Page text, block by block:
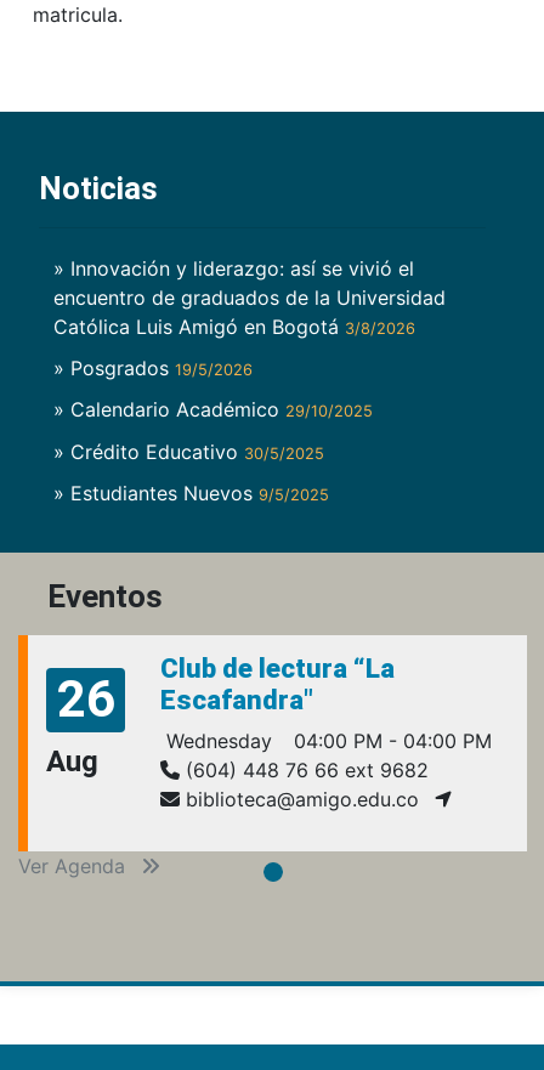
matricula.
Noticias
» Innovación y liderazgo: así se vivió el
encuentro de graduados de la Universidad
Católica Luis Amigó en Bogotá 3/8/2026
» Posgrados 19/5/2026
» Calendario Académico 29/10/2025
» Crédito Educativo 30/5/2025
» Estudiantes Nuevos 9/5/2025
Eventos
26
Aug
Club de lectura “La
Escafandra"
Wednesday
04:00 PM - 04:00 PM
(604) 448 76 66 ext 9682
biblioteca@amigo.edu.co
Ver Agenda